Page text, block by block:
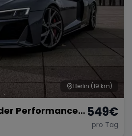
Berlin (19 km)
Performance
Roadster
549€
pro Tag